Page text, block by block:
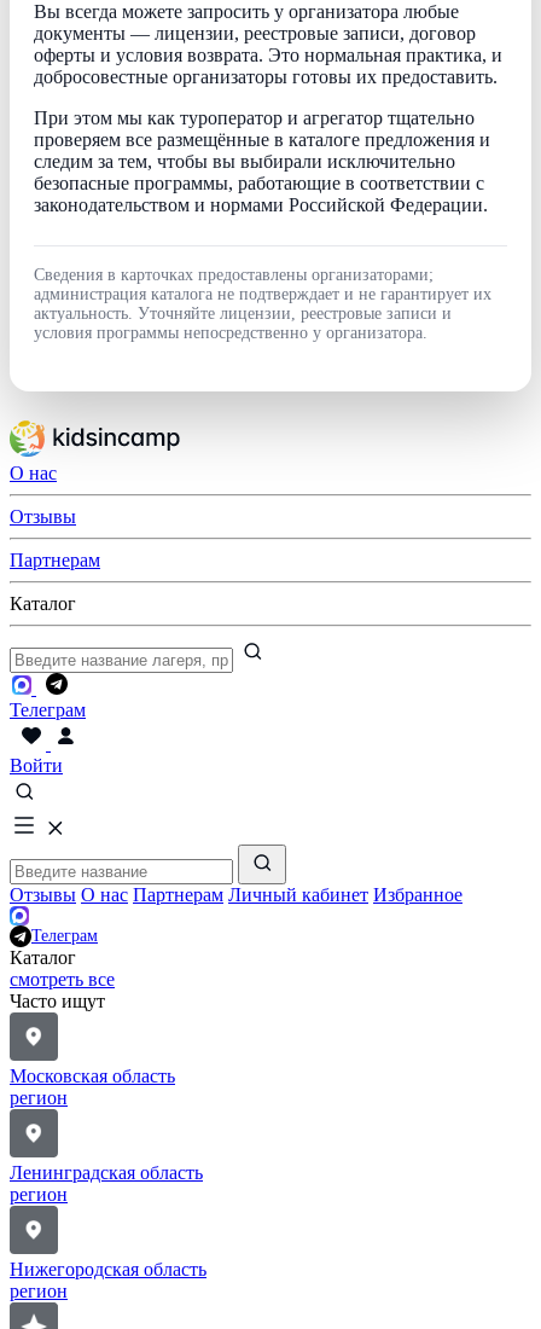
Вы всегда можете запросить у организатора любые
документы — лицензии, реестровые записи, договор
оферты и условия возврата. Это нормальная практика, и
добросовестные организаторы готовы их предоставить.
При этом мы как туроператор и агрегатор тщательно
проверяем все размещённые в каталоге предложения и
следим за тем, чтобы вы выбирали исключительно
безопасные программы, работающие в соответствии с
законодательством и нормами Российской Федерации.
Сведения в карточках предоставлены организаторами;
администрация каталога не подтверждает и не гарантирует их
актуальность. Уточняйте лицензии, реестровые записи и
условия программы непосредственно у организатора.
О нас
Отзывы
Партнерам
Каталог
Телеграм
Войти
Отзывы О нас Партнерам Личный кабинет Избранное
Телеграм
Каталог
смотреть все
Часто ищут
Московская область
регион
Ленинградская область
регион
Нижегородская область
регион